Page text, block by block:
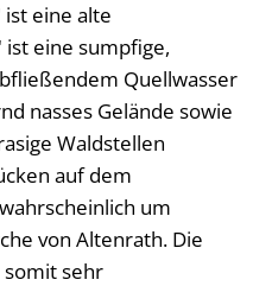
eine alte
ist eine sumpfige,
Quellwasser
nasses Gelände sowie
Waldstellen
auf dem
um
von Altenrath. Die
somit sehr